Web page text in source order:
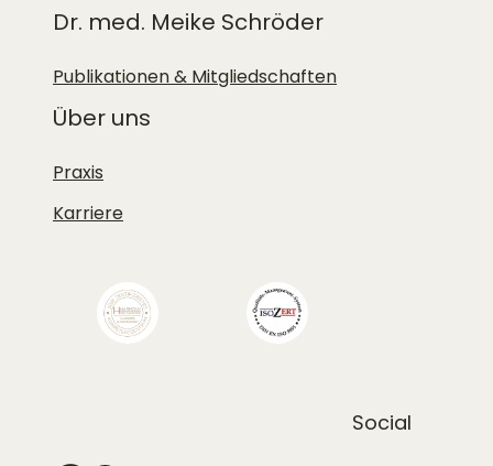
Dr. med. Meike Schröder
Publikationen & Mitgliedschaften
Über uns
Praxis
Karriere
Social